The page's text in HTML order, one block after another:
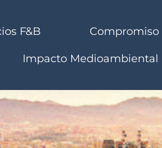
F&B Compromiso
Impacto Medioambiental